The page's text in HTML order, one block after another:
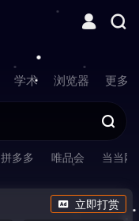
学术 浏览器 更多
拼多多 唯品会 当当网
立即打赏